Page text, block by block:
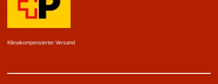
Klimakompensierter Versand